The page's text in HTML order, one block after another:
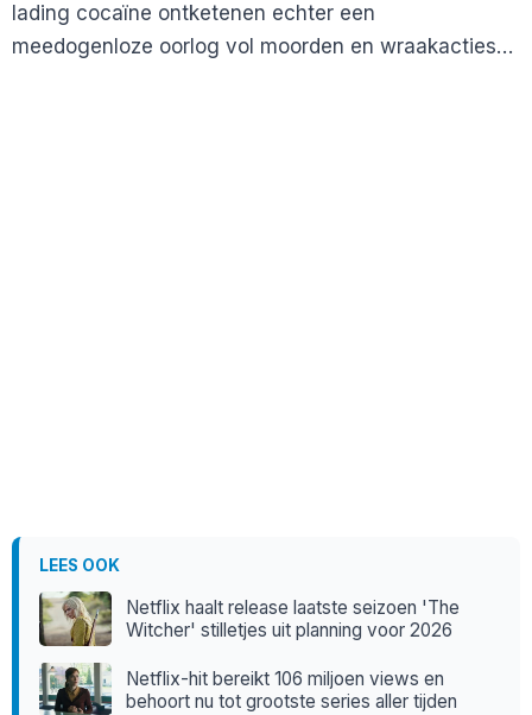
lading cocaïne ontketenen echter een
meedogenloze oorlog vol moorden en wraakacties…
LEES OOK
Netflix haalt release laatste seizoen 'The
Witcher' stilletjes uit planning voor 2026
Netflix-hit bereikt 106 miljoen views en
behoort nu tot grootste series aller tijden